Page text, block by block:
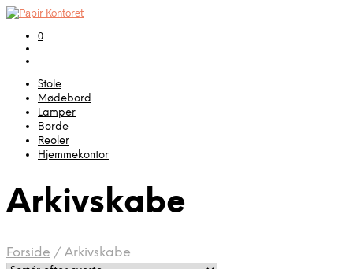
0
Stole
Mødebord
Lamper
Borde
Reoler
Hjemmekontor
Arkivskabe
Forside / Arkivskabe